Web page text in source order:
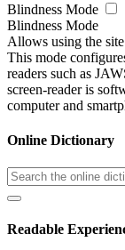
Blindness Mode
Blindness Mode
Allows using the
This mode
readers such as
screen-reader is
computer and
Online Dictionary
Readable